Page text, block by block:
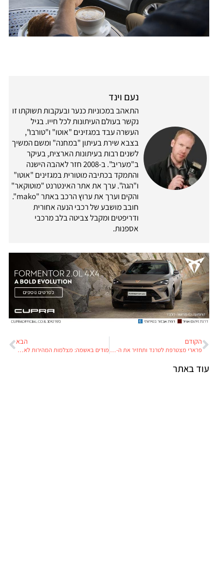
נעם וינד
התאהב במכוניות כנער ובעקבות תשוקתו זו
נקשר בעולם העיתונות לכל חייו. בגיל
העשרה עבד במגזינים "אוטו" ו"טורבו",
בצבא שירת בעיתון "במחנה" ומשם המשיך
לשנים רבות בעיתונות הארצית, בעיקר
ב"מעריב". ב-2008 חזר לאהבה הישנה
והתמקד בכתיבה מוטורית במגזינים "אוטו"
ו"הגה". ערך את אתר האינטרנט "מוטוקאר"
והקים וערך את ערוץ הרכב באתר "mako".
חובב מושבע של רכבי הנעה אחורית
ודריפטים ומקבל צביטה בלב מרכבי
אספנות.
הקודם
פרארי מצטרפת לטרנד ותחזיר את ה-250 GTO מן המתים
הבא
מודים באשמה: מצלמות המהירות לא קשורות לבטיחות בדרכים
עוד באתר